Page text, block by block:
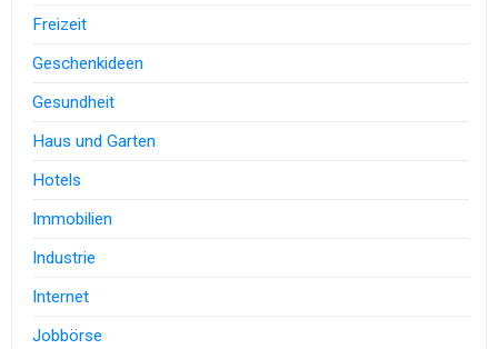
Freizeit
Geschenkideen
Gesundheit
Haus und Garten
Hotels
Immobilien
Industrie
Internet
Jobbörse